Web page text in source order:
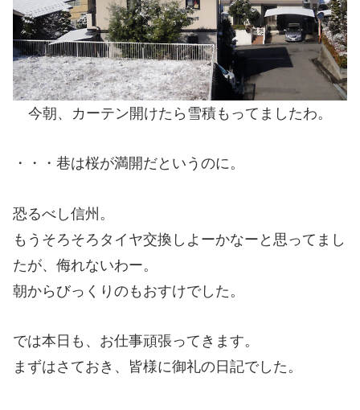
今朝、カーテン開けたら雪積もってましたわ。
・・・巷は桜が満開だというのに。
恐るべし信州。
もうそろそろタイヤ交換しよーかなーと思ってまし
たが、侮れないわー。
朝からびっくりのもおすけでした。
では本日も、お仕事頑張ってきます。
まずはさておき、皆様に御礼の日記でした。